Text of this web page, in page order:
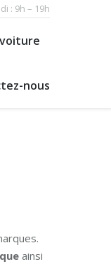
: 9h – 19h
nous
ainsi